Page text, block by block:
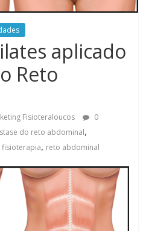
aplicado
Reto
Fisioteraloucos
0
do reto abdominal,
fisioterapia, reto abdominal